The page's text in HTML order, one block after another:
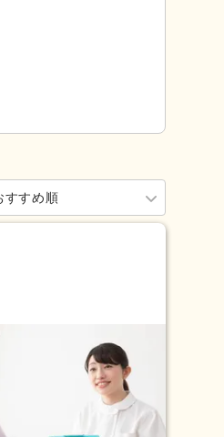
可(19)
可(5)
許（二種）
すすめ順